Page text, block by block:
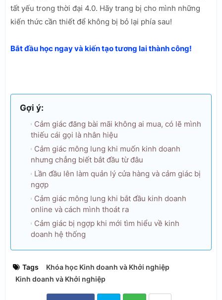
tất yếu trong thời đại 4.0. Hãy trang bị cho mình những
kiến thức cần thiết để không bị bỏ lại phía sau!
Bắt đầu học ngay và kiến tạo tương lai thành công!
Gợi ý:
Cảm giác đăng bài mãi không ai mua, có lẽ mình
thiếu cái gọi là nhân hiệu
Cảm giác mông lung khi muốn kinh doanh
nhưng chẳng biết bắt đầu từ đâu
Lần đầu lên làm quản lý cửa hàng và cảm giác bị
ngợp
Cảm giác mông lung khi bắt đầu kinh doanh
online và cách mình thoát ra
Cảm giác bị ngợp khi mới tìm hiểu về kinh
doanh hệ thống
Tags
Khóa học Kinh doanh và Khởi nghiệp
Kinh doanh và Khởi nghiệp